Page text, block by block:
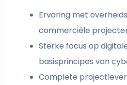
Ervaring met
commerciële
Sterke focus op
basisprincipes van
Complete